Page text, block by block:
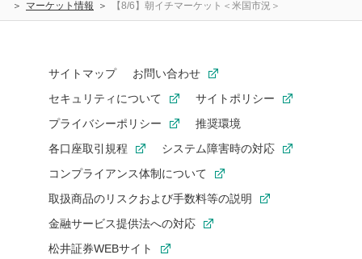
マーケット情報
【8/6】朝イチマーケット＜米国市況＞
サイトマップ
お問い合わせ
セキュリティについて
サイトポリシー
プライバシーポリシー
推奨環境
各口座取引規程
システム障害時の対応
コンプライアンス体制について
取扱商品のリスクおよび手数料等の説明
金融サービス提供法への対応
松井証券WEBサイト